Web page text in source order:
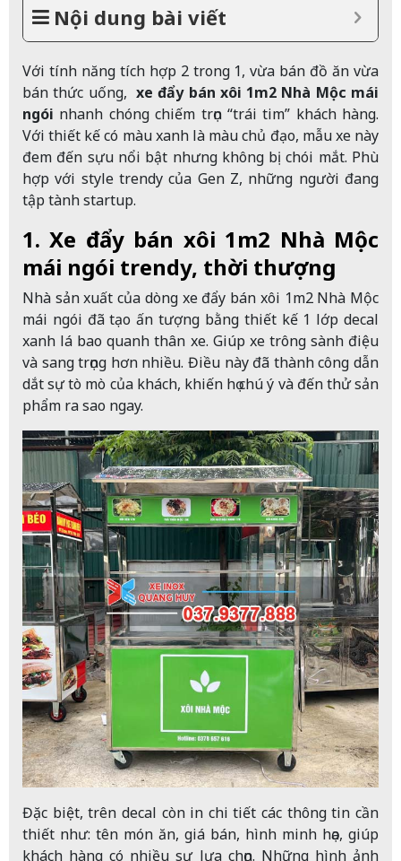
Nội dung bài viết
Với tính năng tích hợp 2 trong 1, vừa bán đồ ăn vừa
bán thức uống,xe đẩy bán xôi 1m2 Nhà Mộc mái
ngói nhanh chóng chiếm trọn “trái tim” khách hàng.
Với thiết kế có màu xanh là màu chủ đạo, mẫu xe này
đem đến sựu nổi bật nhưng không bị chói mắt. Phù
hợp với style trendy của Gen Z, những người đang
tập tành startup.
1. Xe đẩy bán xôi 1m2 Nhà Mộc
mái ngói trendy, thời thượng
Nhà sản xuất của dòng xe đẩy bán xôi 1m2 Nhà Mộc
mái ngói đã tạo ấn tượng bằng thiết kế 1 lớp decal
xanh lá bao quanh thân xe. Giúp xe trông sành điệu
và sang trọng hơn nhiều. Điều này đã thành công dẫn
dắt sự tò mò của khách, khiến họ chú ý và đến thử sản
phẩm ra sao ngay.
Đặc biệt, trên decal còn in chi tiết các thông tin cần
thiết như: tên món ăn, giá bán, hình minh họa, giúp
khách hàng có nhiều sự lựa chọn. Những hình ảnh